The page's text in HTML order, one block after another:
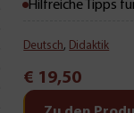
Hilfreiche Tipps
Deutsch, Didaktik
€ 19,50